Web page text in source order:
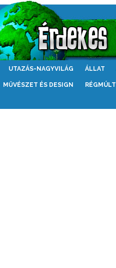
UTAZÁS-NAGYVILÁG ÁLLAT
MŰVÉSZET ÉS DESIGN RÉGMÚLT